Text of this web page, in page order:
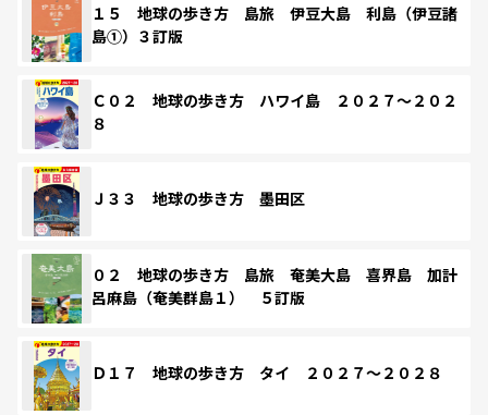
１５ 地球の歩き方 島旅 伊豆大島 利島（伊豆諸
島①）３訂版
Ｃ０２ 地球の歩き方 ハワイ島 ２０２７～２０２
８
Ｊ３３ 地球の歩き方 墨田区
０２ 地球の歩き方 島旅 奄美大島 喜界島 加計
呂麻島（奄美群島１） ５訂版
Ｄ１７ 地球の歩き方 タイ ２０２７～２０２８